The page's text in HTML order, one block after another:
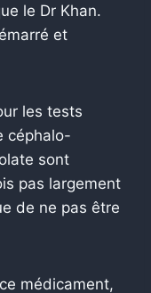
le Dr Khan.
et
les tests
céphalo-
sont
pas largement
de ne pas être
médicament,